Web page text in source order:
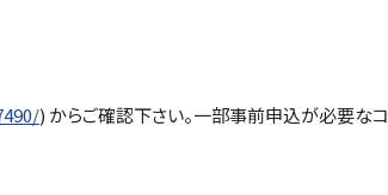
) からご確認下さい。一部事前申込が必要なコ